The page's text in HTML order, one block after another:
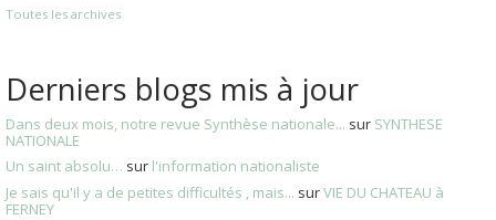
Toutes les archives
Derniers blogs mis à jour
Dans deux mois, notre revue Synthèse nationale... sur SYNTHESE
NATIONALE
Un saint absolu… sur l'information nationaliste
Je sais qu'il y a de petites difficultés , mais... surVIE DU CHATEAU à
FERNEY